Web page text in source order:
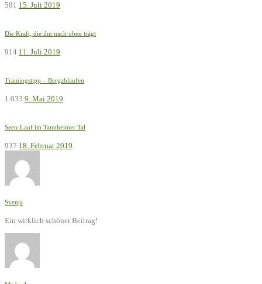
581 15. Juli 2019
Die Kraft, die ihn nach oben trägt
914 11. Juli 2019
Trainingstipp – Bergablaufen
1.033 9. Mai 2019
Seen-Lauf im Tannheimer Tal
937 18. Februar 2019
Svenja
Ein wirklich schöner Beitrag!